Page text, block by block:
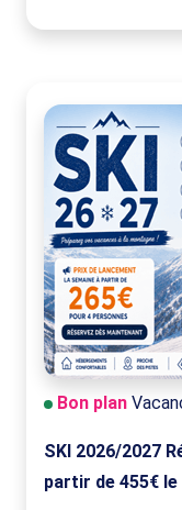
Bon plan
SKI 2026/2027
partir de 455€